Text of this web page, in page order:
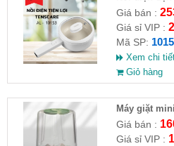
Giá bán :
Giá sỉ VIP :
Mã SP:
Xem chi
Giỏ hàng
Máy giặt
Giá bán :
Giá sỉ VIP :